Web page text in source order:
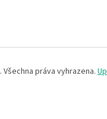
. Všechna práva vyhrazena.